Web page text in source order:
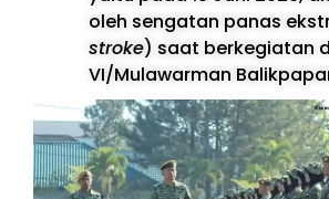
oleh sengatan panas
stroke) saat berkegiatan
VI/Mulawarman